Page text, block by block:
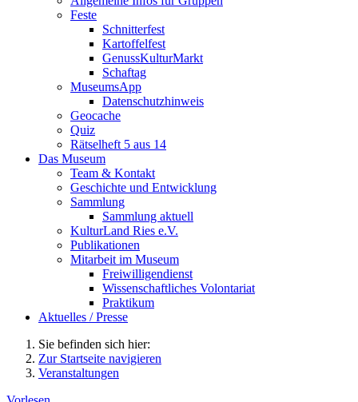
Feste
Schnitterfest
Kartoffelfest
GenussKulturMarkt
Schaftag
MuseumsApp
Datenschutzhinweis
Geocache
Quiz
Rätselheft 5 aus 14
Das Museum
Team & Kontakt
Geschichte und Entwicklung
Sammlung
Sammlung aktuell
KulturLand Ries e.V.
Publikationen
Mitarbeit im Museum
Freiwilligendienst
Wissenschaftliches Volontariat
Praktikum
Aktuelles / Presse
Sie befinden sich hier:
Zur Startseite navigieren
Veranstaltungen